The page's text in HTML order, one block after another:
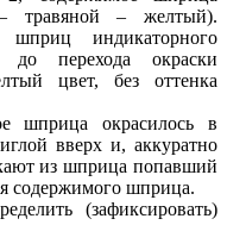
травяной – желтый).
индикаторного
перехода окраски
цвет, без оттенка
шприца окрасилось в
вверх и, аккуратно
из шприца попавший
содержимого шприца.
(зафиксировать)